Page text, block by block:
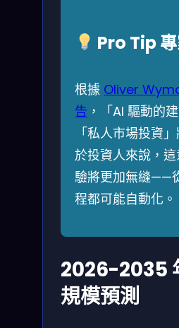
Pro Tip
根據 Oliver
告 ，「AI 驅動的
「私人市場投資
於投資人來說，
驗將更加無縫——
程都可能自動化。
2026-2035
規模預測